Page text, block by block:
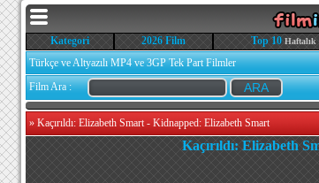
Kategori 2026 Film Top 10 Haftalık
Türkçe ve Altyazılı MP4 ve 3GP Tek Part Filmler
Film Ara :
» Kaçırıldı: Elizabeth Smart - Kidnapped: Elizabeth Smart
Kaçırıldı: Elizabeth